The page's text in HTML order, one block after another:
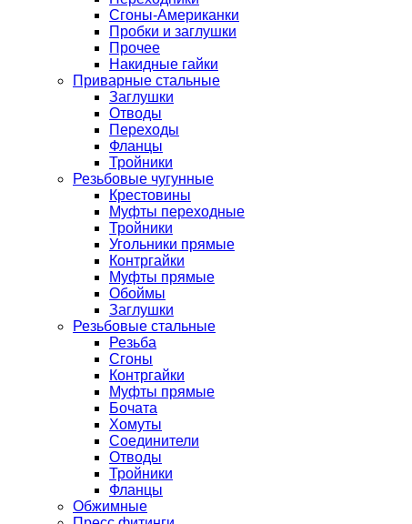
Сгоны-Американки
Пробки и заглушки
Прочее
Накидные гайки
Приварные стальные
Заглушки
Отводы
Переходы
Фланцы
Тройники
Резьбовые чугунные
Крестовины
Муфты переходные
Тройники
Угольники прямые
Контргайки
Муфты прямые
Обоймы
Заглушки
Резьбовые стальные
Резьба
Сгоны
Контргайки
Муфты прямые
Бочата
Хомуты
Соединители
Отводы
Тройники
Фланцы
Обжимные